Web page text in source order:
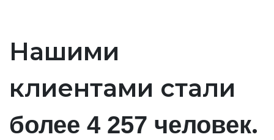
Нашими
клиентами стали
более 4 257 человек.